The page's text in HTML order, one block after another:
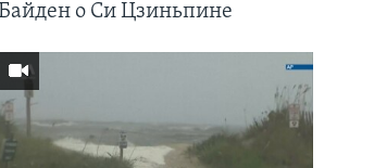
о Си Цзиньпине